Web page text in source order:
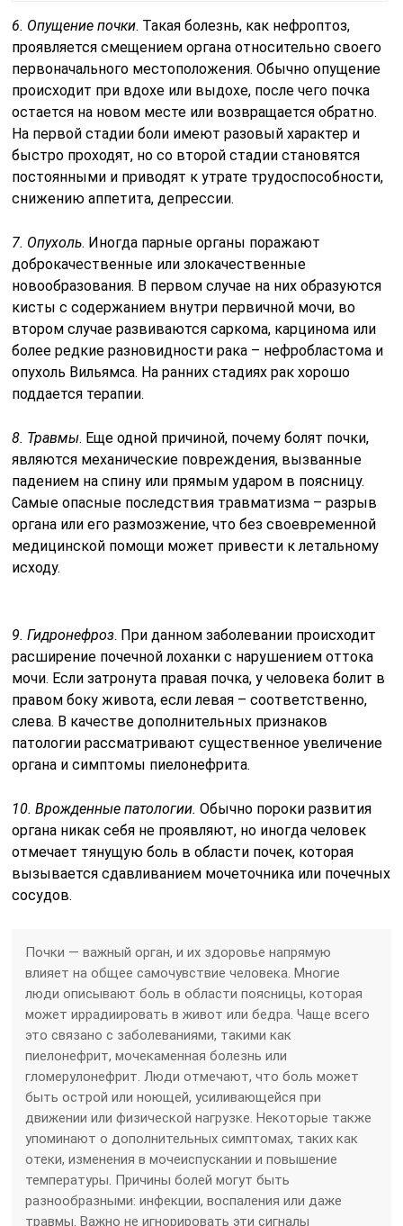
6. Опущение почки. Такая болезнь, как нефроптоз,
проявляется смещением органа относительно своего
первоначального местоположения. Обычно опущение
происходит при вдохе или выдохе, после чего почка
остается на новом месте или возвращается обратно.
На первой стадии боли имеют разовый характер и
быстро проходят, но со второй стадии становятся
постоянными и приводят к утрате трудоспособности,
снижению аппетита, депрессии.
7. Опухоль. Иногда парные органы поражают
доброкачественные или злокачественные
новообразования. В первом случае на них образуются
кисты с содержанием внутри первичной мочи, во
втором случае развиваются саркома, карцинома или
более редкие разновидности рака – нефробластома и
опухоль Вильямса. На ранних стадиях рак хорошо
поддается терапии.
8. Травмы. Еще одной причиной, почему болят почки,
являются механические повреждения, вызванные
падением на спину или прямым ударом в поясницу.
Самые опасные последствия травматизма – разрыв
органа или его размозжение, что без своевременной
медицинской помощи может привести к летальному
исходу.
9. Гидронефроз. При данном заболевании происходит
расширение почечной лоханки с нарушением оттока
мочи. Если затронута правая почка, у человека болит в
правом боку живота, если левая – соответственно,
слева. В качестве дополнительных признаков
патологии рассматривают существенное увеличение
органа и симптомы пиелонефрита.
10. Врожденные патологии. Обычно пороки развития
органа никак себя не проявляют, но иногда человек
отмечает тянущую боль в области почек, которая
вызывается сдавливанием мочеточника или почечных
сосудов.
Почки — важный орган, и их здоровье напрямую
влияет на общее самочувствие человека. Многие
люди описывают боль в области поясницы, которая
может иррадиировать в живот или бедра. Чаще всего
это связано с заболеваниями, такими как
пиелонефрит, мочекаменная болезнь или
гломерулонефрит. Люди отмечают, что боль может
быть острой или ноющей, усиливающейся при
движении или физической нагрузке. Некоторые также
упоминают о дополнительных симптомах, таких как
отеки, изменения в мочеиспускании и повышение
температуры. Причины болей могут быть
разнообразными: инфекции, воспаления или даже
травмы. Важно не игнорировать эти сигналы